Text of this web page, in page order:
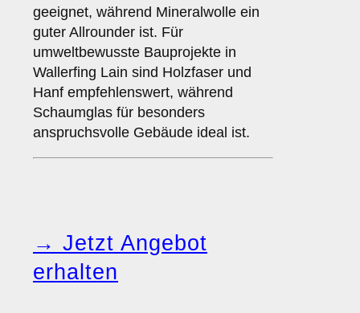
geeignet, während Mineralwolle ein
guter Allrounder ist. Für
umweltbewusste Bauprojekte in
Wallerfing Lain sind Holzfaser und
Hanf empfehlenswert, während
Schaumglas für besonders
anspruchsvolle Gebäude ideal ist.
→ Jetzt Angebot
erhalten